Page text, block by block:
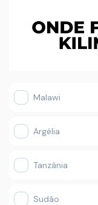
Malawi
Argélia
Tanzânia
Sudão